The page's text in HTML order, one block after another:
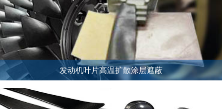
发动机叶片高温扩散涂层遮蔽